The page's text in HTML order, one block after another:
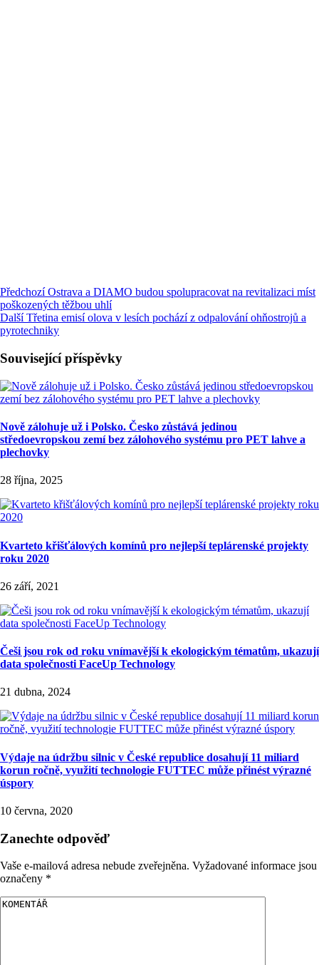
Předchozí Ostrava a DIAMO budou spolupracovat na revitalizaci míst
poškozených těžbou uhlí
Další Třetina emisí olova v lesích pochází z odpalování ohňostrojů a
pyrotechniky
Související příspěvky
Nově zálohuje už i Polsko. Česko zůstává jedinou
středoevropskou zemí bez zálohového systému pro PET lahve a
plechovky
28 října, 2025
Kvarteto křišťálových komínů pro nejlepší teplárenské projekty
roku 2020
26 září, 2021
Češi jsou rok od roku vnímavější k ekologickým tématům, ukazují
data společnosti FaceUp Technology
21 dubna, 2024
Výdaje na údržbu silnic v České republice dosahují 11 miliard
korun ročně, využití technologie FUTTEC může přinést výrazné
úspory
10 června, 2020
Zanechte odpověď
Vaše e-mailová adresa nebude zveřejněna. Vyžadované informace jsou
označeny *